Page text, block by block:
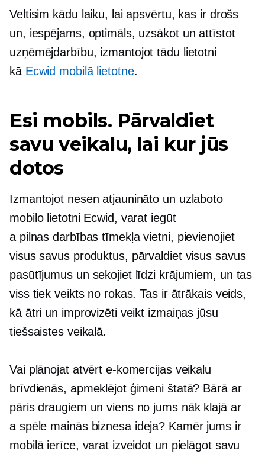
Veltisim kādu laiku, lai apsvērtu, kas ir drošs
un, iespējams, optimāls, uzsākot un attīstot
uzņēmējdarbību, izmantojot tādu lietotni
kā Ecwid mobilā lietotne.
Esi mobils. Pārvaldiet
savu veikalu, lai kur jūs
dotos
Izmantojot nesen atjaunināto un uzlaboto
mobilo lietotni Ecwid, varat iegūt
a pilnas darbības tīmekļa vietni, pievienojiet
visus savus produktus, pārvaldiet visus savus
pasūtījumus un sekojiet līdzi krājumiem, un tas
viss tiek veikts no rokas. Tas ir ātrākais veids,
kā ātri un improvizēti veikt izmaiņas jūsu
tiešsaistes veikalā.
Vai plānojat atvērt e-komercijas veikalu
brīvdienās, apmeklējot ģimeni štatā? Bārā ar
pāris draugiem un viens no jums nāk klajā ar
a spēle maināsbiznesa ideja? Kamēr jums ir
mobilā ierīce, varat izveidot un pielāgot savu